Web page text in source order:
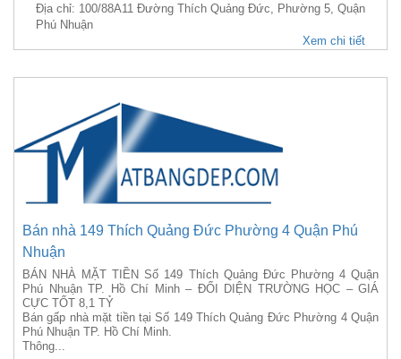
Địa chỉ: 100/88A11 Đường Thích Quảng Đức, Phường 5, Quận
Phú Nhuận
Xem chi tiết
Bán nhà 149 Thích Quảng Đức Phường 4 Quận Phú
Nhuận
BÁN NHÀ MẶT TIỀN Số 149 Thích Quảng Đức Phường 4 Quận
Phú Nhuận TP. Hồ Chí Minh – ĐỐI DIỆN TRƯỜNG HỌC – GIÁ
CỰC TỐT 8,1 TỶ
Bán gấp nhà mặt tiền tại Số 149 Thích Quảng Đức Phường 4 Quận
Phú Nhuận TP. Hồ Chí Minh.
Thông...